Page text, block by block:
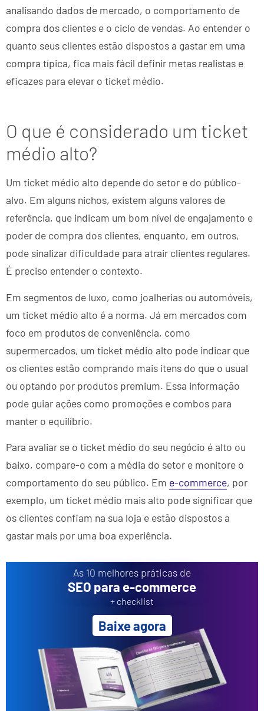
analisando dados de mercado, o comportamento de
compra dos clientes e o ciclo de vendas. Ao entender o
quanto seus clientes estão dispostos a gastar em uma
compra típica, fica mais fácil definir metas realistas e
eficazes para elevar o ticket médio.
O que é considerado um ticket
médio alto?
Um ticket médio alto depende do setor e do público-
alvo. Em alguns nichos, existem alguns valores de
referência, que indicam um bom nível de engajamento e
poder de compra dos clientes, enquanto, em outros,
pode sinalizar dificuldade para atrair clientes regulares.
É preciso entender o contexto.
Em segmentos de luxo, como joalherias ou automóveis,
um ticket médio alto é a norma. Já em mercados com
foco em produtos de conveniência, como
supermercados, um ticket médio alto pode indicar que
os clientes estão comprando mais itens do que o usual
ou optando por produtos premium. Essa informação
pode guiar ações como promoções e combos para
manter o equilíbrio.
Para avaliar se o ticket médio do seu negócio é alto ou
baixo, compare-o com a média do setor e monitore o
comportamento do seu público. Em e-commerce, por
exemplo, um ticket médio mais alto pode significar que
os clientes confiam na sua loja e estão dispostos a
gastar mais por uma boa experiência.
As 10 melhores práticas de
SEO para e-commerce
+ checklist
Baixe agora